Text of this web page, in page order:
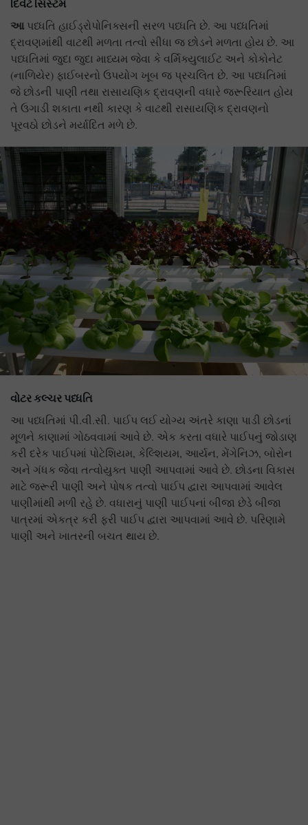
દિવેટ સિસ્ટમ
આ પધ્ધતિ હાઈડ્રોપોનિક્સની સરળ પધ્ધતિ છે. આ પધ્ધતિમાં
દ્રાવણમાંથી વાટથી મળતા તત્વો સીધા જ છોડને મળતા હોય છે. આ
પધ્ધતિમાં જુદા જુદા માધ્યમ જેવા કે વર્મિક્યુલાઈટ અને કોકોનેટ
(નાળિયેર) ફાઈબરનો ઉપયોગ ખૂબ જ પ્રચલિત છે. આ પધ્ધતિમાં
જે છોડની પાણી તથા રાસાયણિક દ્રાવણની વધારે જરૂરિયાત હોય
તે ઉગાડી શકાતા નથી કારણ કે વાટથી રાસાયણિક દ્રાવણનો
પૂરવઠો છોડને મર્યાદિત મળે છે.
વોટર કલ્ચર પધ્ધતિ
આ પધ્ધતિમાં પી.વી.સી. પાઈપ લઈ યોગ્ય અંતરે કાણા પાડી છોડનાં
મૂળને કાણામાં ગોઠવવામાં આવે છે. એક કરતા વધારે પાઈપનું જોડાણ
કરી દરેક પાઈપમાં પોટેશિયમ, કેલ્શિયમ, આર્યન, મેંગેનિઝ, બોરોન
અને ગંધક જેવા તત્વોયુક્ત પાણી આપવામાં આવે છે. છોડના વિકાસ
માટે જરૂરી પાણી અને પોષક તત્વો પાઈપ દ્વારા આપવામાં આવેલ
પાણીમાંથી મળી રહે છે. વધારાનું પાણી પાઈપનાં બીજા છેડે બીજા
પાત્રમાં એકત્ર કરી ફરી પાઈપ દ્વારા આપવામાં આવે છે. પરિણામે
પાણી અને ખાતરની બચત થાય છે.